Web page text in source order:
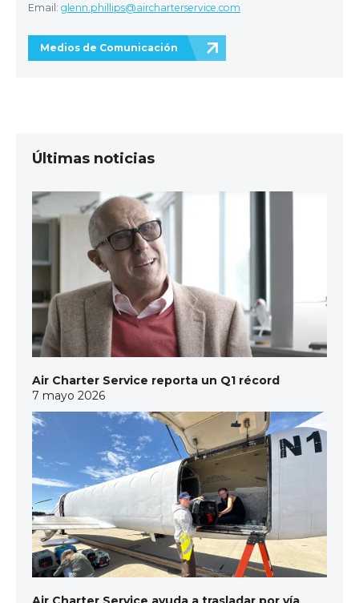
Email: glenn.phillips@aircharterservice.com
Medios de Comunicación
Últimas noticias
Air Charter Service reporta un Q1 récord
7 mayo 2026